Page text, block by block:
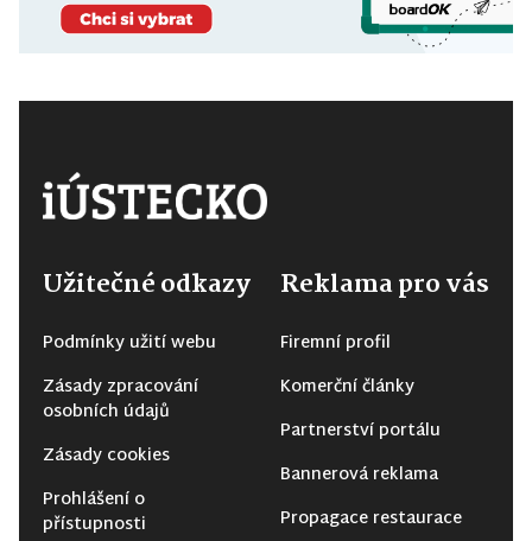
Užitečné odkazy
Podmínky užití webu
Zásady zpracování
osobních údajů
Zásady cookies
Prohlášení o
přístupnosti
Reklama pro vás
Firemní profil
Komerční články
Partnerství portálu
Bannerová reklama
Propagace restaurace